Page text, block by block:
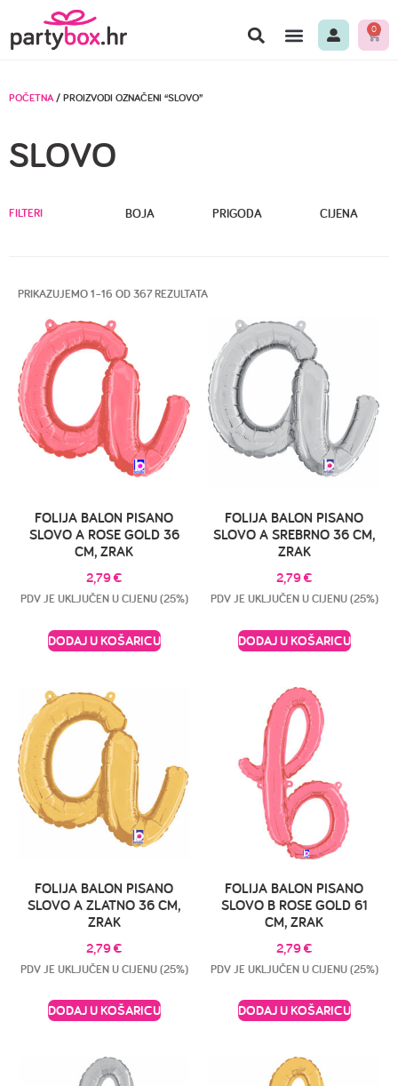
0
POČETNA/ PROIZVODI OZNAČENI “SLOVO”
SLOVO
FILTERI BOJA PRIGODA CIJENA
PRIKAZUJEMO 1–16 OD 367 REZULTATA
FOLIJA BALON PISANO
SLOVO A ROSE GOLD 36
CM, ZRAK
2,79€
PDV JE UKLJUČEN U CIJENU (25%)
DODAJ U KOŠARICU
FOLIJA BALON PISANO
SLOVO A SREBRNO 36 CM,
ZRAK
2,79€
PDV JE UKLJUČEN U CIJENU (25%)
DODAJ U KOŠARICU
FOLIJA BALON PISANO
SLOVO A ZLATNO 36 CM,
ZRAK
2,79€
PDV JE UKLJUČEN U CIJENU (25%)
DODAJ U KOŠARICU
FOLIJA BALON PISANO
SLOVO B ROSE GOLD 61
CM, ZRAK
2,79€
PDV JE UKLJUČEN U CIJENU (25%)
DODAJ U KOŠARICU